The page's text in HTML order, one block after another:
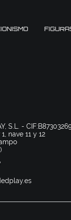
S.L. -
nave 11 y 12